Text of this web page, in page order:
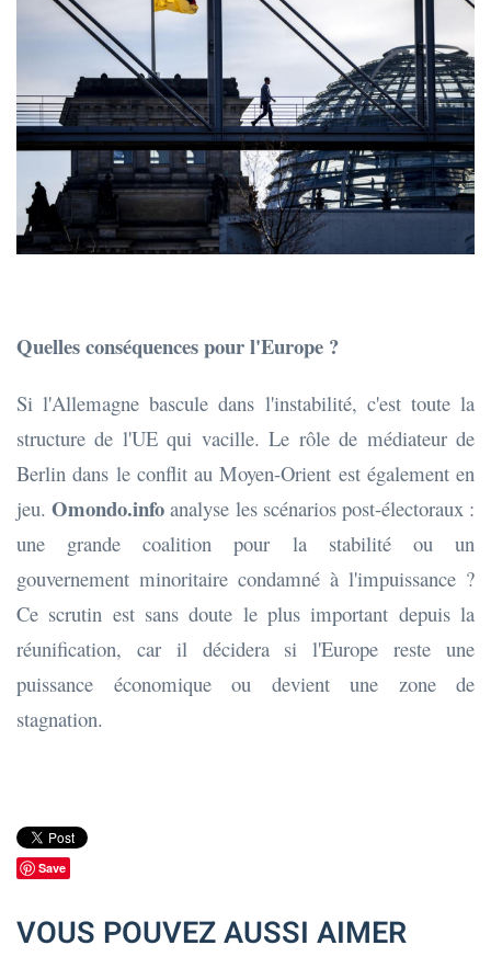
Quelles conséquences pour l'Europe ?
Si l'Allemagne bascule dans l'instabilité, c'est toute la
structure de l'UE qui vacille. Le rôle de médiateur de
Berlin dans le conflit au Moyen-Orient est également en
jeu.Omondo.info analyse les scénarios post-électoraux :
une grande coalition pour la stabilité ou un
gouvernement minoritaire condamné à l'impuissance ?
Ce scrutin est sans doute le plus important depuis la
réunification, car il décidera si l'Europe reste une
puissance économique ou devient une zone de
stagnation.
Save
VOUS POUVEZ AUSSI AIMER